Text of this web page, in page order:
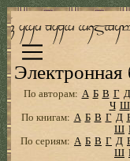
По авторам: А Б В Г Д
Ч Ш
По книгам: А Б В Г Д
Ш
По сериям: А Б В Г Д
Ш